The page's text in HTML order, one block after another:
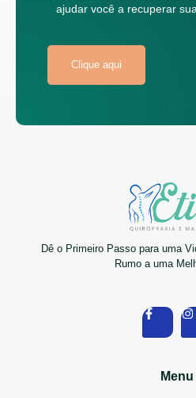
ajudar você a recuperar
Clique aqui
Dê o Primeiro Passo para uma
Rumo a uma
Menu